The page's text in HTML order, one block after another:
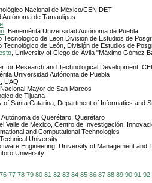
Nacional de México/CENIDET
Autónoma de Tamaulipas
, Benemérita Universidad Autónoma de Puebla
Tecnologico de Leon Division de Estudios de
Tecnológico de León, División de Estudios de
, University of Ciego de Ávila "Máximo Gómez
for Research and Technological Development,
Universidad Autónoma de Puebla
, UAQ
Nacional Mayor de San Marcos
de Tijuana
of Santa Catarina, Department of Informatics and
Autónoma de Querétaro, Querétaro
Valle de Mexico, Centro de Investigación,
and Computational Technologies
University
Engineering, University of Management and
University
76 77 78 79 80 81 82 83 84 85 86 87 88 89 90 91 92